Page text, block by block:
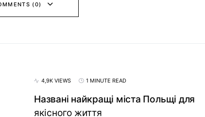
(0)
4,9K VIEWS 1 MINUTE READ
Названі найкращі міста Польщі для
якісного життя